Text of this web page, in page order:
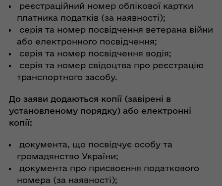
реєстраційний номер облікової картки
платника податків (за наявності);
серія та номер посвідчення ветерана війни
або електронного посвідчення;
серія та номер посвідчення водія;
серія та номер свідоцтва про реєстрацію
транспортного засобу.
До заяви додаються копії (завірені в
установленому порядку) або електронні
копії:
документа, що посвідчує особу та
громадянство України;
документа про присвоєння податкового
номера (за наявності);